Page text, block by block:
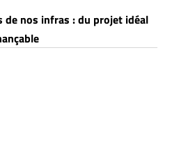
de nos infras : du projet idéal